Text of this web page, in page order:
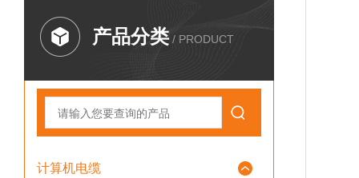
产品分类 / PRODUCT
计算机电缆